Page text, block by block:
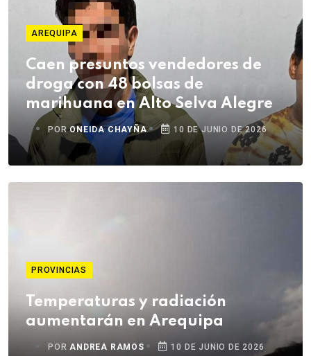
AREQUIPA
Caen presuntos vendedores de
droga con 48 bolsas de
marihuana en Alto Selva Alegre
PORONEIDA CHAYÑA 10 DE JUNIO DE 2026
PROVINCIAS
Temperaturas y radiación
aumentarán en Arequipa
PORANDREA RAMOS 10 DE JUNIO DE 2026